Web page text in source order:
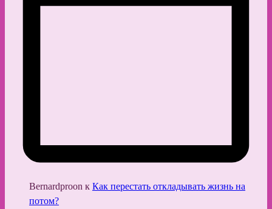
Bernardproon к Как перестать откладывать жизнь на
потом?